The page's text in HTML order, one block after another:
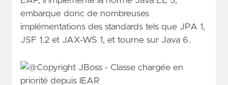
embarque donc de nombreuses
implémentations des standards tels que JPA 1,
JSF 1.2 et JAX-WS 1, et tourne sur Java 6.